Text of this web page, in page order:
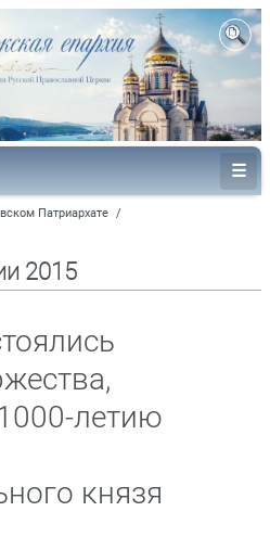
Патриархате /
2015
летию
князя